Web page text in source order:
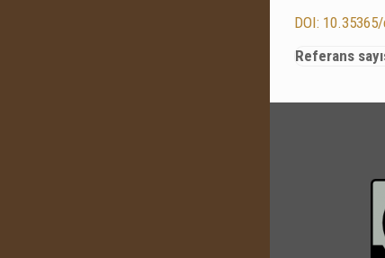
DOI:
Referans